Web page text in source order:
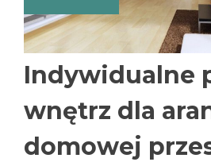
Indywidualne
wnętrz dla
domowej